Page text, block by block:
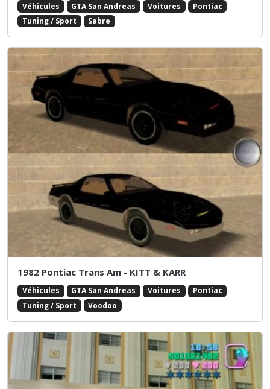
Véhicules GTA San Andreas Voitures
Pontiac
Tuning / Sport
Sabre
1982 Pontiac Trans Am - KITT & KARR
Véhicules GTA San Andreas Voitures
Pontiac
Tuning / Sport
Voodoo